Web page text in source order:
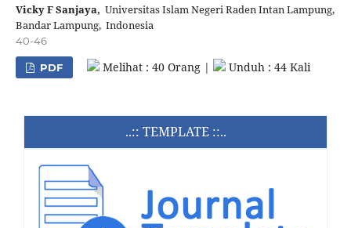
Vicky F Sanjaya, Universitas Islam Negeri Raden Intan Lampung,
Bandar Lampung, Indonesia
40-46
PDF Melihat : 40 Orang | Unduh : 44 Kali
..:: TEMPLATE ::..